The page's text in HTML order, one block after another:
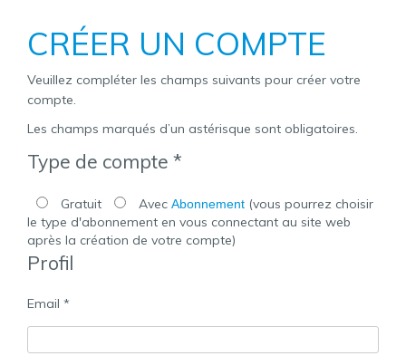
CRÉER UN COMPTE
Veuillez compléter les champs suivants pour créer votre
compte.
Les champs marqués d’un astérisque sont obligatoires.
Type de compte *
Gratuit Avec Abonnement (vous pourrez choisir
le type d'abonnement en vous connectant au site web
après la création de votre compte)
Profil
Email *